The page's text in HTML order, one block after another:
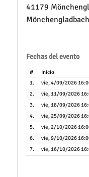
41179
Mönchengladbach
Fechas del evento
# Inicio
1.
vie, 4/09/2026
2.
vie, 11/09/2026
3.
vie, 18/09/2026
4.
vie, 25/09/2026
5.
vie, 2/10/2026
6.
vie, 9/10/2026
7.
vie, 16/10/2026